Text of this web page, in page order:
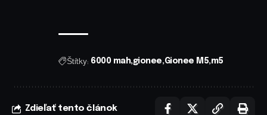
Štítky: 6000 mah gionee Gionee M5 m5
Zdieľať tento článok